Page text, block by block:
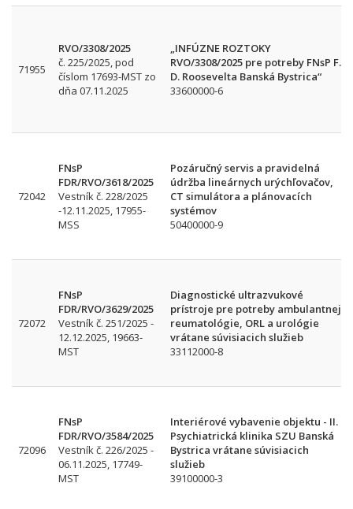
71955
RVO/3308/2025
č. 225/2025, pod
číslom 17693-MST zo
dňa 07.11.2025
„INFÚZNE ROZTOKY
RVO/3308/2025 pre potreby FNsP F.
D. Roosevelta Banská Bystrica“
33600000-6
72042
FNsP
FDR/RVO/3618/2025
Vestník č. 228/2025
-12.11.2025, 17955-
MSS
Pozáručný servis a pravidelná
údržba lineárnych urýchľovačov,
CT simulátora a plánovacích
systémov
50400000-9
72072
FNsP
FDR/RVO/3629/2025
Vestník č. 251/2025 -
12.12.2025, 19663-
MST
Diagnostické ultrazvukové
prístroje pre potreby ambulantnej
reumatológie, ORL a urológie
vrátane súvisiacich služieb
33112000-8
72096
FNsP
FDR/RVO/3584/2025
Vestník č. 226/2025 -
06.11.2025, 17749-
MST
Interiérové vybavenie objektu - II.
Psychiatrická klinika SZU Banská
Bystrica vrátane súvisiacich
služieb
39100000-3